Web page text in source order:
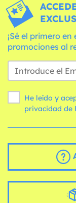
¡Sé el primero
promociones al
He leído y
privacidad de